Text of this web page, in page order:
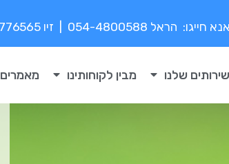
| זיו 052-8776565
שלנו מבין לקוחותינו מאמרים